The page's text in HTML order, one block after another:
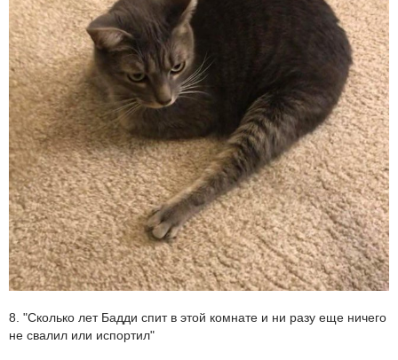
8. "Сколько лет Бадди спит в этой комнате и ни разу еще ничего
не свалил или испортил"